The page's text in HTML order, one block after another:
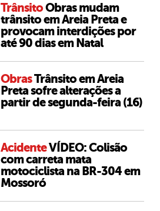
TrânsitoObras mudam
trânsito em Areia Preta e
provocam interdições por
até 90 dias em Natal
ObrasTrânsito em Areia
Preta sofre alterações a
partir de segunda-feira (16)
AcidenteVÍDEO: Colisão
com carreta mata
motociclista na BR-304 em
Mossoró